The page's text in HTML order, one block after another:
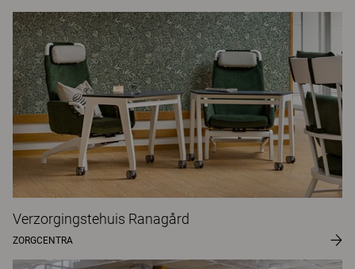
Verzorgingstehuis Ranagård
ZORGCENTRA